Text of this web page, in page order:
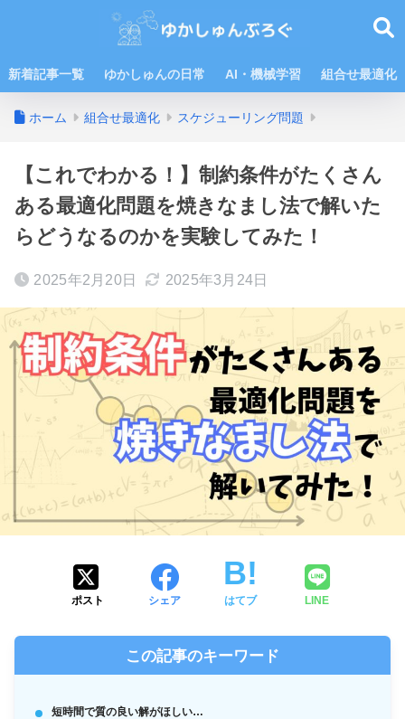
新着記事一覧 ゆかしゅんの日常 AI・機械学習 組合せ最適化
ホーム 組合せ最適化 スケジューリング問題
【これでわかる！】制約条件がたくさん
ある最適化問題を焼きなまし法で解いた
らどうなるのかを実験してみた！
2025年2月20日 2025年3月24日
ポスト シェア はてブ LINE
この記事のキーワード
短時間で質の良い解がほしい…